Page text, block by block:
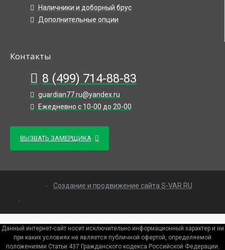
Наличники и доборный брус
Дополнительные опции
Контакты
8 (499) 714-88-83
guardian77.ru@yandex.ru
Ежедневно с 10-00 до 20-00
ВЫЗВАТЬ ЗАМЕРЩИКА
Создание и продвижение сайта S-VAR.RU
Данный интернет-сайт носит исключительно информационный характер и ни
при каких условиях не является публичной офертой, определяемой
положениями Статьи 437 Гражданского кодекса Российской Федерации.